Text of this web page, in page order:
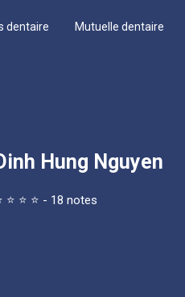
dentaire Mutuelle dentaire
Hung Nguyen
⭐ ⭐ ⭐ - 18 notes